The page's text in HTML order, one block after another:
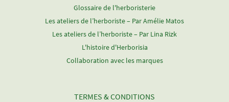
Glossaire de l'herboristerie
Les ateliers de l’herboriste – Par Amélie Matos
Les ateliers de l’herboriste – Par Lina Rizk
L'histoire d'Herborisia
Collaboration avec les marques
TERMES & CONDITIONS